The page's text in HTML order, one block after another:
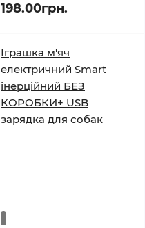
198.00грн.
Іграшка м'яч
електричний Smart
інерційний БЕЗ
КОРОБКИ+ USB
зарядка для собак